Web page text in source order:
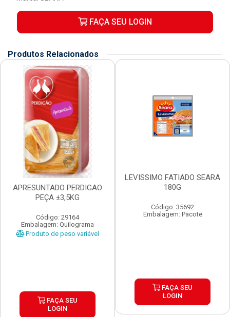
FAÇA SEU LOGIN
Produtos Relacionados
APRESUNTADO PERDIGAO
PEÇA ±3,5KG
Código: 29164
Embalagem: Quilograma
Produto de peso variável
FAÇA SEU
LOGIN
LEVISSIMO FATIADO SEARA
180G
Código: 35692
Embalagem: Pacote
FAÇA SEU
LOGIN